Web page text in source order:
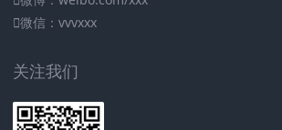
微信：vvvxxx
关注我们